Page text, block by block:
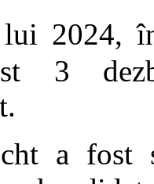
2024,
3
a fost